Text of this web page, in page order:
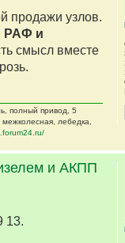
продажи узлов.
РАФ и
смысл вместе
полный привод, 5
лебедка,
и АКПП
13.